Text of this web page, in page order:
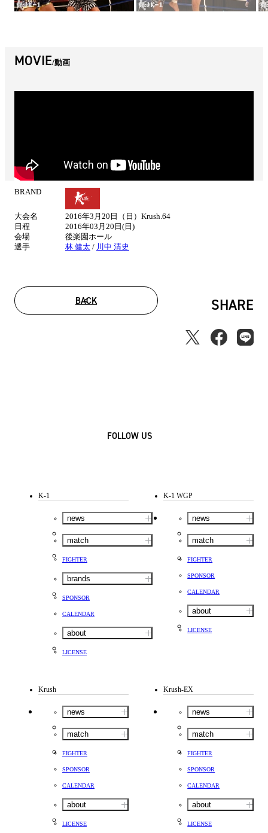
MOVIE 動画
BRAND
大会名
2016年3月20日（日）Krush.64
日程
2016年03月20日(日)
会場
後楽園ホール
選手
林 健太 / 川中 清史
BACK SHARE
FOLLOW US
K-1
news
match
FIGHTER
brands
SPONSOR
CALENDAR
about
LICENSE
K-1 WGP
news
match
FIGHTER
SPONSOR
CALENDAR
about
LICENSE
Krush
news
match
FIGHTER
SPONSOR
CALENDAR
about
LICENSE
Krush-EX
news
match
FIGHTER
SPONSOR
CALENDAR
about
LICENSE